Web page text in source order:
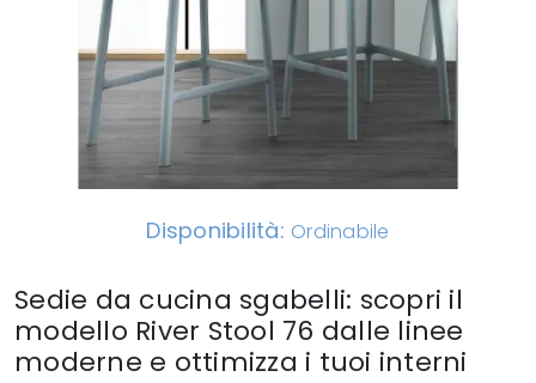
Disponibilità: Ordinabile
Sedie da cucina sgabelli: scopri il
modello River Stool 76 dalle linee
moderne e ottimizza i tuoi interni